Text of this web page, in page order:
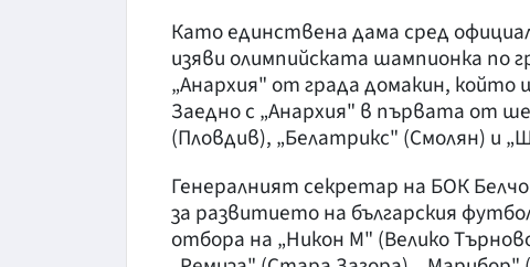
Като единствена дама сред
изяви олимпийската шампионка по
„Анархия" от града домакин, който
Заедно с „Анархия" в първата от
(Пловдив), „Белатрикс" (Смолян) и
Генералният секретар на БОК
за развитието на българския
отбора на „Никон М" (Велико